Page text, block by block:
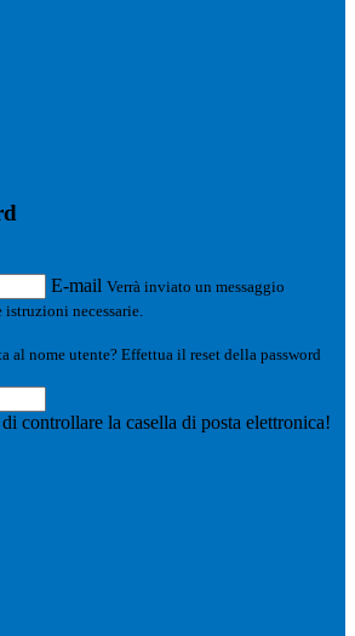
E-mail Verrà inviato un messaggio
necessarie.
al nome utente? Effettua il reset della password
controllare la casella di posta elettronica!